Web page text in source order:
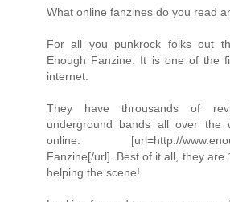
What online fanzines do you read
For all you punkrock folks out
Enough Fanzine. It is one of the
internet.
They have throusands of
underground bands all over the
online: [url=http://
Fanzine[/url]. Best of it all, they are
helping the scene!